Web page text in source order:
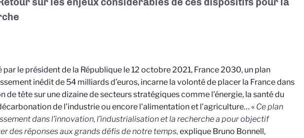
par le président de la République le 12 octobre 2021, France 2030, un plan
inédit de 54 milliards d’euros, incarne la volonté de placer la France dans
de tête sur une dizaine de secteurs stratégiques comme l'énergie, la santé du
de l’industrie ou encore l’alimentation et l’agriculture… «Ce plan
dans l’innovation, l’industrialisation et la recherche a pour objectif
des réponses aux grands défis de notre temps, explique Bruno Bonnell,